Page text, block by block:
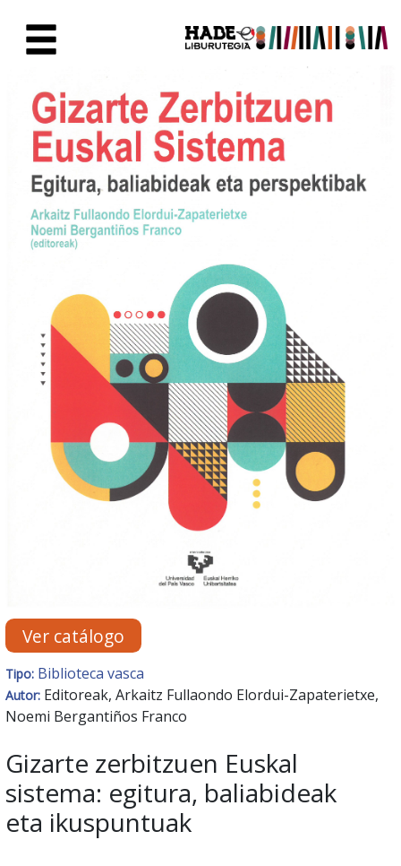
Ficha de Novedades -
Ver catálogo
Tipo: Biblioteca vasca
Autor: Editoreak, Arkaitz Fullaondo Elordui-Zapaterietxe,
Noemi Bergantiños Franco
Gizarte zerbitzuen Euskal
sistema: egitura, baliabideak
eta ikuspuntuak